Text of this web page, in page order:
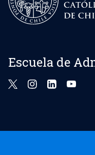
Escuela de